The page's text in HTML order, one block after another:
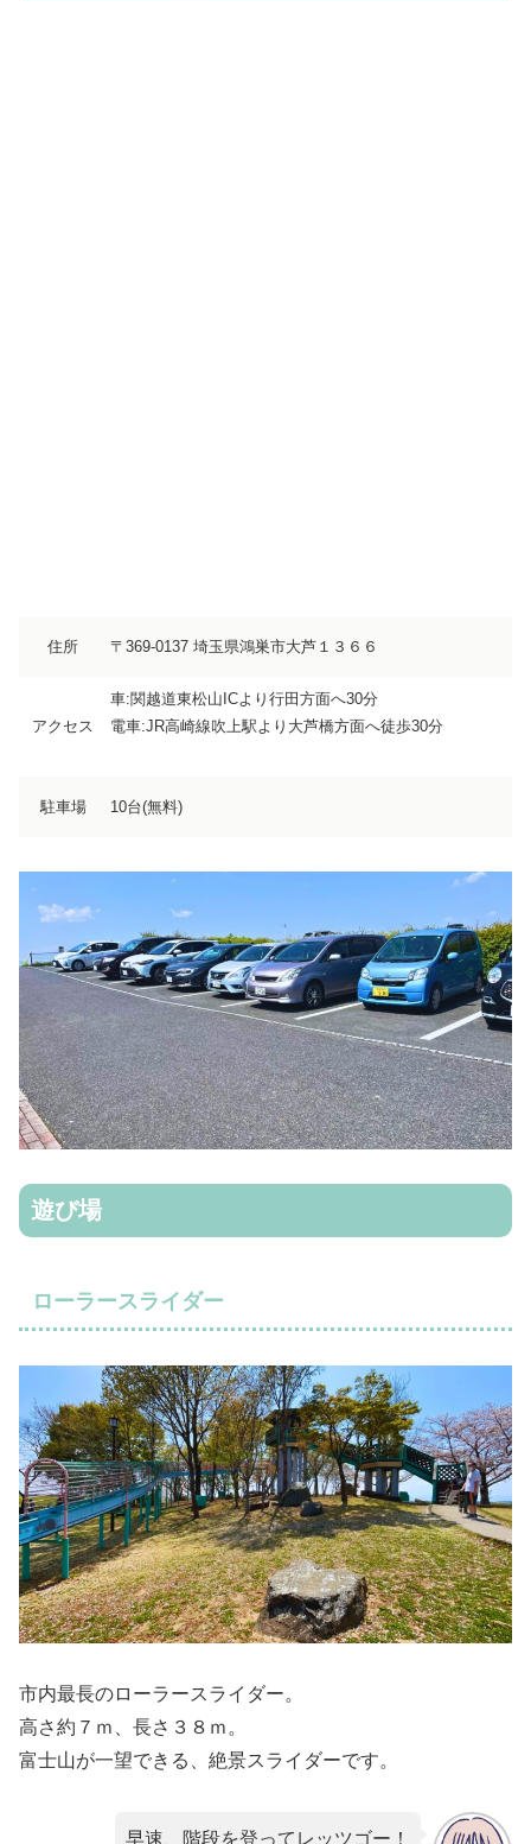
住所 〒369-0137 埼玉県鴻巣市大芦１３６６
アクセス
車:関越道東松山ICより行田方面へ30分
電車:JR高崎線吹上駅より大芦橋方面へ徒歩30分
駐車場 10台(無料)
遊び場
ローラースライダー
市内最長のローラースライダー。
高さ約７ｍ、長さ３８ｍ。
富士山が一望できる、絶景スライダーです。
早速、階段を登ってレッツゴー！